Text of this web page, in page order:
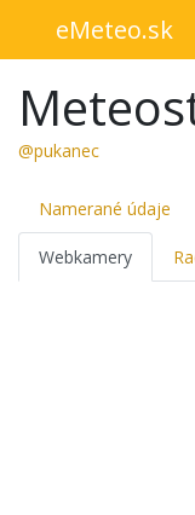
eMeteo.sk
@pukanec
Namerané údaje
Webkamery